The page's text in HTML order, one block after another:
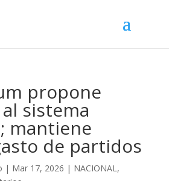
propone
sistema
mantiene
de partidos
| Mar 17, 2026 | NACIONAL,